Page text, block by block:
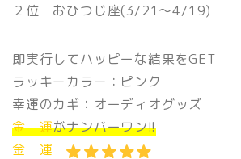
２位 おひつじ座(3/21〜4/19)
即実行してハッピーな結果をGET
ラッキーカラー：ピンク
幸運のカギ：オーディオグッズ
金 運がナンバーワン!!
金 運